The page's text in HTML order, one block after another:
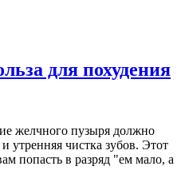
для похудения
желчного пузыря должно
утренняя чистка зубов. Этот
попасть в разряд "ем мало, а